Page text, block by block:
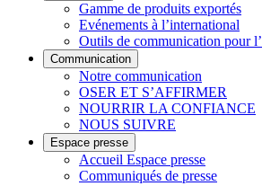
Gamme de produits exportés
Evénements à l’international
Outils de communication pour
Communication
Notre communication
OSER ET S’AFFIRMER
NOURRIR LA CONFIANCE
NOUS SUIVRE
Espace presse
Accueil Espace presse
Communiqués de presse